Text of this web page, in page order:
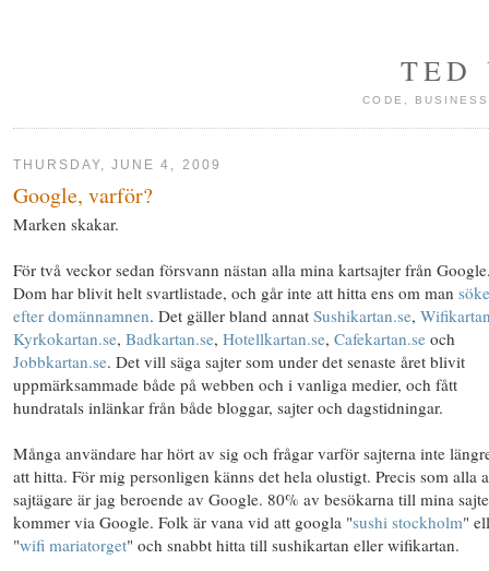
TED
CODE,
THURSDAY, JUNE 4, 2009
Google, varför?
Marken skakar.
För två veckor sedan försvann nästan alla mina kartsajter från
Dom har blivit helt svartlistade, och går inte att hitta ens om man
efter domännamnen. Det gäller bland annat Sushikartan.se,
Kyrkokartan.se, Badkartan.se, Hotellkartan.se, Cafekartan.se och
Jobbkartan.se. Det vill säga sajter som under det senaste året blivit
uppmärksammade både på webben och i vanliga medier, och fått
hundratals inlänkar från både bloggar, sajter och dagstidningar.
Många användare har hört av sig och frågar varför sajterna inte
att hitta. För mig personligen känns det hela olustigt. Precis som alla
sajtägare är jag beroende av Google. 80% av besökarna till mina
kommer via Google. Folk är vana vid att googla "sushi stockholm"
"wifi mariatorget" och snabbt hitta till sushikartan eller wifikartan.